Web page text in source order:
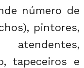
número de
pintores,
atendentes,
tapeceiros e